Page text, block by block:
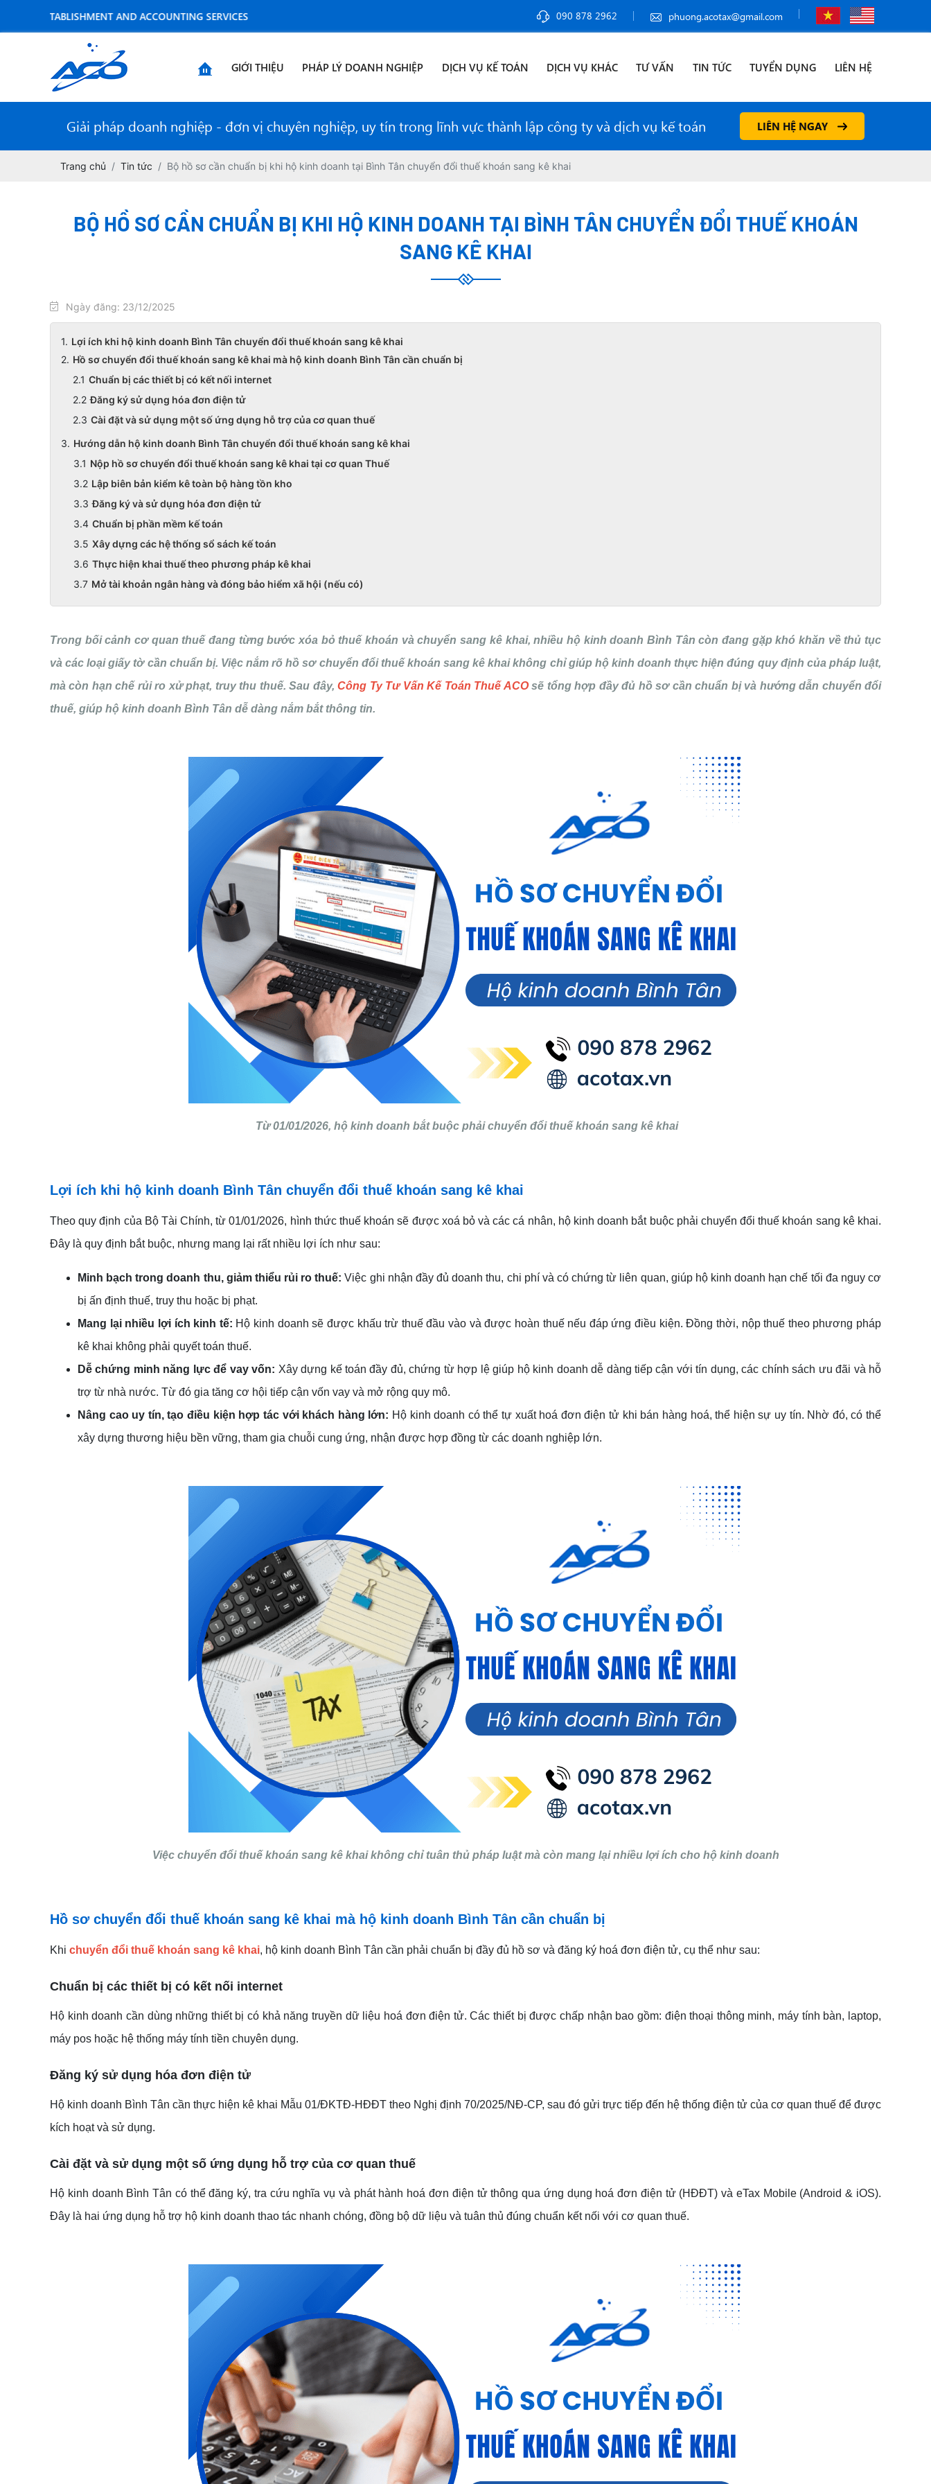
AND ACCOUNTING SERVICES 090 878 2962 phuong.acotax@gmail.com
GIỚI THIỆU PHÁP LÝ DOANH NGHIỆP DỊCH VỤ KẾ TOÁN DỊCH VỤ KHÁC TƯ VẤN TIN TỨC TUYỂN DỤNG LIÊN HỆ
Giải pháp doanh nghiệp - đơn vị chuyên nghiệp, uy tín trong lĩnh vực thành lập công ty và dịch vụ kế toán LIÊN HỆ NGAY
Trang chủ Tin tức Bộ hồ sơ cần chuẩn bị khi hộ kinh doanh tại Bình Tân chuyển đổi thuế khoán sang kê khai
BỘ HỒ SƠ CẦN CHUẨN BỊ KHI HỘ KINH DOANH TẠI BÌNH TÂN CHUYỂN ĐỔI THUẾ KHOÁN
SANG KÊ KHAI
Ngày đăng: 23/12/2025
Lợi ích khi hộ kinh doanh Bình Tân chuyển đổi thuế khoán sang kê khai
Hồ sơ chuyển đổi thuế khoán sang kê khai mà hộ kinh doanh Bình Tân cần chuẩn bị
Chuẩn bị các thiết bị có kết nối internet
Đăng ký sử dụng hóa đơn điện tử
Cài đặt và sử dụng một số ứng dụng hỗ trợ của cơ quan thuế
Hướng dẫn hộ kinh doanh Bình Tân chuyển đổi thuế khoán sang kê khai
Nộp hồ sơ chuyển đổi thuế khoán sang kê khai tại cơ quan Thuế
Lập biên bản kiểm kê toàn bộ hàng tồn kho
Đăng ký và sử dụng hóa đơn điện tử
Chuẩn bị phần mềm kế toán
Xây dựng các hệ thống sổ sách kế toán
Thực hiện khai thuế theo phương pháp kê khai
Mở tài khoản ngân hàng và đóng bảo hiểm xã hội (nếu có)
Trong bối cảnh cơ quan thuế đang từng bước xóa bỏ thuế khoán và chuyển sang kê khai, nhiều hộ kinh doanh Bình Tân còn đang gặp khó khăn về thủ tục
và các loại giấy tờ cần chuẩn bị. Việc nắm rõ hồ sơ chuyển đổi thuế khoán sang kê khai không chỉ giúp hộ kinh doanh thực hiện đúng quy định của pháp luật,
mà còn hạn chế rủi ro xử phạt, truy thu thuế. Sau đây,Công Ty Tư Vấn Kế Toán Thuế ACOsẽ tổng hợp đầy đủ hồ sơ cần chuẩn bị và hướng dẫn chuyển đổi
thuế, giúp hộ kinh doanh Bình Tân dễ dàng nắm bắt thông tin.
Từ 01/01/2026, hộ kinh doanh bắt buộc phải chuyển đổi thuế khoán sang kê khai
Lợi ích khi hộ kinh doanh Bình Tân chuyển đổi thuế khoán sang kê khai
Theo quy định của Bộ Tài Chính, từ 01/01/2026, hình thức thuế khoán sẽ được xoá bỏ và các cá nhân, hộ kinh doanh bắt buộc phải chuyển đổi thuế khoán sang kê khai.
Đây là quy định bắt buộc, nhưng mang lại rất nhiều lợi ích như sau:
Minh bạch trong doanh thu, giảm thiểu rủi ro thuế: Việc ghi nhận đầy đủ doanh thu, chi phí và có chứng từ liên quan, giúp hộ kinh doanh hạn chế tối đa nguy cơ
bị ấn định thuế, truy thu hoặc bị phạt.
Mang lại nhiều lợi ích kinh tế: Hộ kinh doanh sẽ được khấu trừ thuế đầu vào và được hoàn thuế nếu đáp ứng điều kiện. Đồng thời, nộp thuế theo phương pháp
kê khai không phải quyết toán thuế.
Dễ chứng minh năng lực để vay vốn: Xây dựng kế toán đầy đủ, chứng từ hợp lệ giúp hộ kinh doanh dễ dàng tiếp cận với tín dụng, các chính sách ưu đãi và hỗ
trợ từ nhà nước. Từ đó gia tăng cơ hội tiếp cận vốn vay và mở rộng quy mô.
Nâng cao uy tín, tạo điều kiện hợp tác với khách hàng lớn: Hộ kinh doanh có thể tự xuất hoá đơn điện tử khi bán hàng hoá, thể hiện sự uy tín. Nhờ đó, có thể
xây dựng thương hiệu bền vững, tham gia chuỗi cung ứng, nhận được hợp đồng từ các doanh nghiệp lớn.
Việc chuyển đổi thuế khoán sang kê khai không chỉ tuân thủ pháp luật mà còn mang lại nhiều lợi ích cho hộ kinh doanh
Hồ sơ chuyển đổi thuế khoán sang kê khai mà hộ kinh doanh Bình Tân cần chuẩn bị
Khi chuyển đổi thuế khoán sang kê khai, hộ kinh doanh Bình Tân cần phải chuẩn bị đầy đủ hồ sơ và đăng ký hoá đơn điện tử, cụ thể như sau:
Chuẩn bị các thiết bị có kết nối internet
Hộ kinh doanh cần dùng những thiết bị có khả năng truyền dữ liệu hoá đơn điện tử. Các thiết bị được chấp nhận bao gồm: điện thoại thông minh, máy tính bàn, laptop,
máy pos hoặc hệ thống máy tính tiền chuyên dụng.
Đăng ký sử dụng hóa đơn điện tử
Hộ kinh doanh Bình Tân cần thực hiện kê khai Mẫu 01/ĐKTĐ-HĐĐT theo Nghị định 70/2025/NĐ-CP, sau đó gửi trực tiếp đến hệ thống điện tử của cơ quan thuế để được
kích hoạt và sử dụng.
Cài đặt và sử dụng một số ứng dụng hỗ trợ của cơ quan thuế
Hộ kinh doanh Bình Tân có thể đăng ký, tra cứu nghĩa vụ và phát hành hoá đơn điện tử thông qua ứng dụng hoá đơn điện tử (HĐĐT) và eTax Mobile (Android & iOS).
Đây là hai ứng dụng hỗ trợ hộ kinh doanh thao tác nhanh chóng, đồng bộ dữ liệu và tuân thủ đúng chuẩn kết nối với cơ quan thuế.